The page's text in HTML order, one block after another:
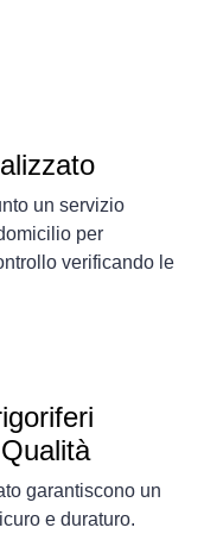
un servizio
per
verificando le
garantiscono un
e duraturo.